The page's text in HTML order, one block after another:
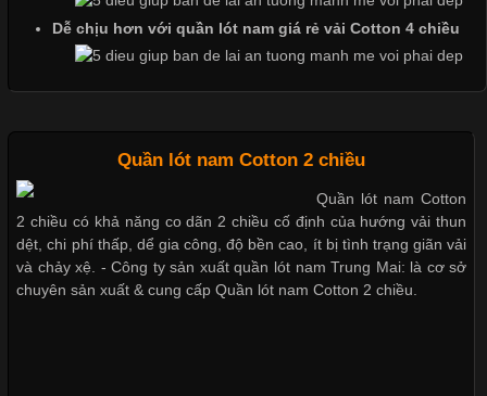
doanh nghiệp. Một trong những giải pháp hiệu quả được nhiều
đơn vị lựa chọn hiện nay là sử dụng áo thun đồng phục công ty.
Không chỉ giúp tạo sự đồng bộ, áo thun
Chất Liệu Lycra Có Gì Đặc Biệt Trong Ngành Thời Trang?
Cập nhật 2026-05-27 17:03:46
Vải Lycra Là Gì? Chất Liệu Co Giãn Được Ưa Chuộng Trong
Ngành May Mặc Trong ngành thời trang hiện đại, các loại vải có
Dễ chịu hơn với quần lót nam giá rẻ vải Cotton 4 chiều
Quần lót nam Cotton 2 chiều
Quần lót nam Cotton
2 chiều có khả năng co dãn 2 chiều cố định của hướng vải thun
dệt, chi phí thấp, dể gia công, độ bền cao, ít bị tình trạng giãn vải
và chảy xệ. - Công ty sản xuất quần lót nam Trung Mai: là cơ sở
chuyên sản xuất & cung cấp Quần lót nam Cotton 2 chiều.